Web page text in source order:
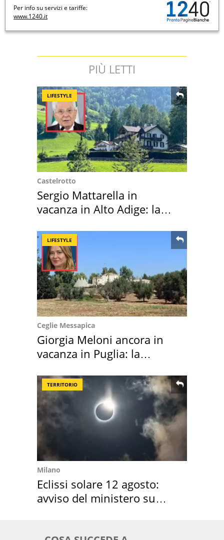
Per info su servizi e tariffe:
www.1240.it
PIÙ LETTI
LIFESTYLE
Castelrotto
Sergio Mattarella in
vacanza in Alto Adige: la
LIFESTYLE
Ceglie Messapica
Giorgia Meloni ancora in
vacanza in Puglia: la
TERRITORIO
Milano
Eclissi solare 12 agosto:
avviso del ministero su